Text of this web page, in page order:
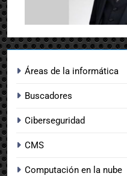
Áreas de la informática
Buscadores
Ciberseguridad
CMS
Computación en la nube